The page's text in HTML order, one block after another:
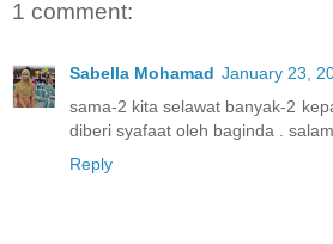
1 comment:
Sabella Mohamad January 23,
sama-2 kita selawat banyak-2
diberi syafaat oleh baginda .
Reply